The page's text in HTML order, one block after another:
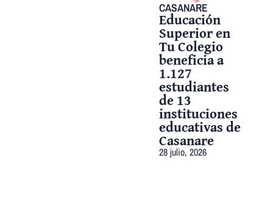
CASANARE
Educación
Superior en
Tu Colegio
beneficia a
1.127
estudiantes
de 13
instituciones
educativas de
Casanare
28 julio, 2026